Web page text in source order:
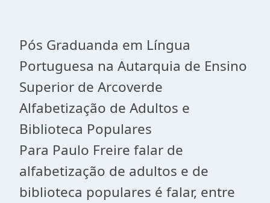
Pós Graduanda em Língua
Portuguesa na Autarquia de Ensino
Superior de Arcoverde
Alfabetização de Adultos e
Biblioteca Populares
Para Paulo Freire falar de
alfabetização de adultos e de
biblioteca populares é falar, entre